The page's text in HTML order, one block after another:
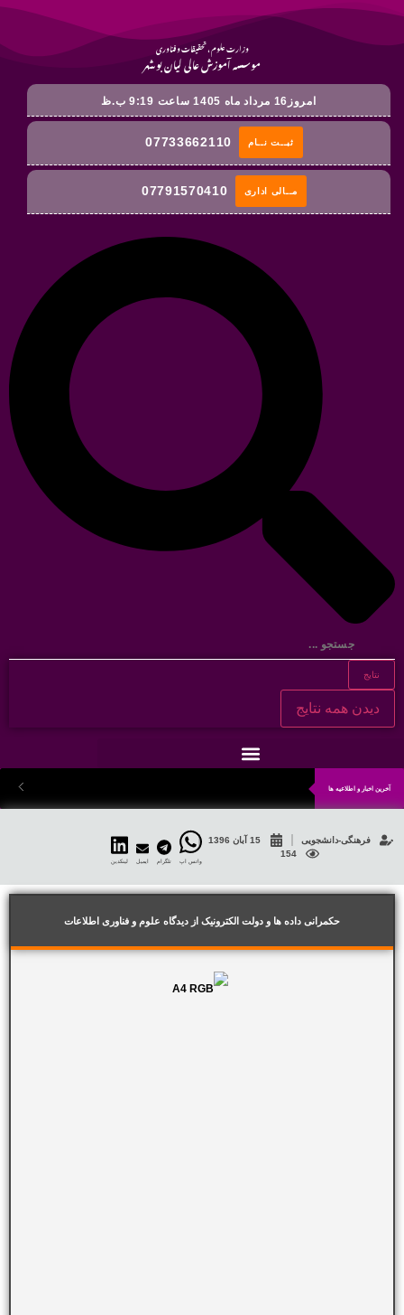
وزارت علوم ، تحقیقات و فناوری
موسسه آموزش عالی لیان بوشهر
امروز16 مرداد ماه 1405 ساعت 9:19 ب.ظ
07733662110 ثبــت نــام
07791570410 مــالی اداری
نتایج
دیدن همه نتایج
آخرین اخبار و اطلاعیه ها
فرهنگی-دانشجویی
15 آبان 1396
154
واتس اپ تلگرام ایمیل لینکدین
حکمرانی داده ها و دولت الکترونیک از دیدگاه علوم و فناوری اطلاعات